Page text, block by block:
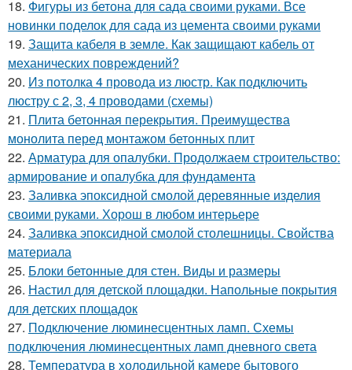
18. Фигуры из бетона для сада своими руками. Все
новинки поделок для сада из цемента своими руками
19. Защита кабеля в земле. Как защищают кабель от
механических повреждений?
20. Из потолка 4 провода из люстр. Как подключить
люстру с 2, 3, 4 проводами (схемы)
21. Плита бетонная перекрытия. Преимущества
монолита перед монтажом бетонных плит
22. Арматура для опалубки. Продолжаем строительство:
армирование и опалубка для фундамента
23. Заливка эпоксидной смолой деревянные изделия
своими руками. Хорош в любом интерьере
24. Заливка эпоксидной смолой столешницы. Свойства
материала
25. Блоки бетонные для стен. Виды и размеры
26. Настил для детской площадки. Напольные покрытия
для детских площадок
27. Подключение люминесцентных ламп. Схемы
подключения люминесцентных ламп дневного света
28. Температура в холодильной камере бытового